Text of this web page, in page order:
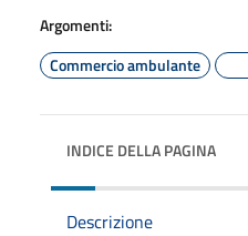
Argomenti:
Commercio ambulante
INDICE DELLA PAGINA
Descrizione